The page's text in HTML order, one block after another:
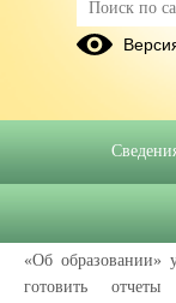
Снижение
нагрузки
С 1 сентября 2022
«Об образовании»
готовить